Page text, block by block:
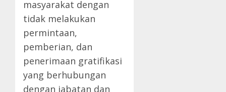
masyarakat dengan
tidak melakukan
permintaan,
pemberian, dan
penerimaan gratifikasi
yang berhubungan
dengan jabatan dan